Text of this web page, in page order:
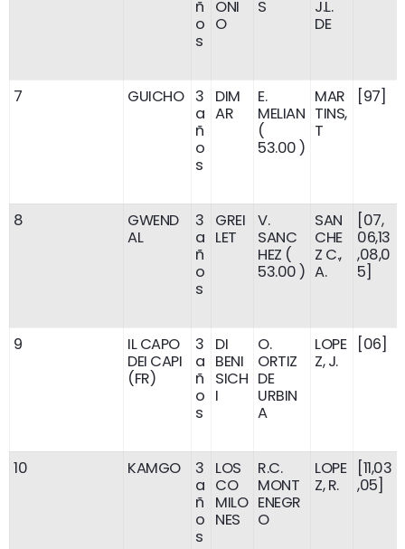
ñ
o
s
ONI
O
S
J.L.
DE
7 GUICHO 3
a
ñ
o
s
DIM
AR
E.
MELIAN
(
53.00 )
MAR
TINS,
T
[97]
8
GWEND
AL
3
a
ñ
o
s
GREI
LET
V.
SANC
HEZ (
53.00 )
SAN
CHE
Z C.,
A.
[07,
06,13
,08,0
5]
9
IL CAPO
DEI CAPI
(FR)
3
a
ñ
o
s
DI
BENI
SICH
I
O.
ORTIZ
DE
URBIN
A
LOPE
Z, J.
[06]
10 KAMGO
3
a
ñ
o
s
LOS
CO
MILO
NES
R.C.
MONT
ENEGR
O
LOPE
Z, R.
[11,03
,05]